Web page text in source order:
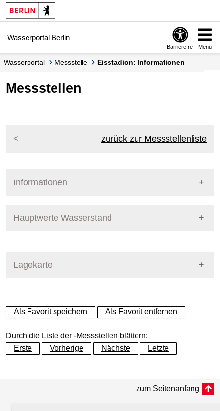
Springe zur Navigation
Springe zum Inhalt
Wasserportal Berlin
Barrierefrei Menü
Wasserportal Messstelle Eisstadion: Informationen
Messstellen
zurück zur Messstellenliste
Informationen
Messstellennummer
Gewässer
Flusskilometer
Hauptwerte Wasserstand
Lagekarte
+
−
Als Favorit speichern Als Favorit entfernen
Durch die Liste der -Messstellen blättern:
Erste
Vorherige Nächste Letzte
zum Seitenanfang